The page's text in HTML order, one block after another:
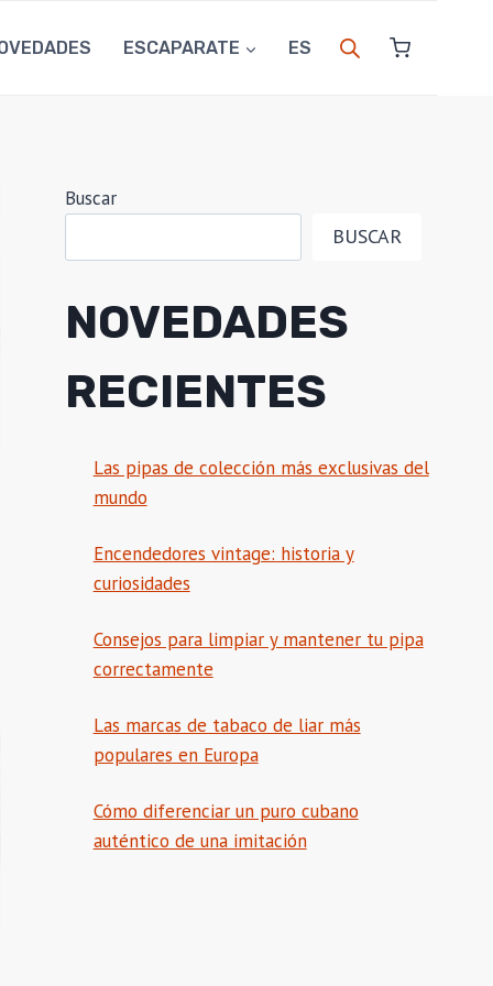
ESCAPARATE ES
Buscar
BUSCAR
NOVEDADES
RECIENTES
Las pipas de colección más exclusivas del
mundo
Encendedores vintage: historia y
curiosidades
Consejos para limpiar y mantener tu pipa
correctamente
Las marcas de tabaco de liar más
populares en Europa
Cómo diferenciar un puro cubano
auténtico de una imitación